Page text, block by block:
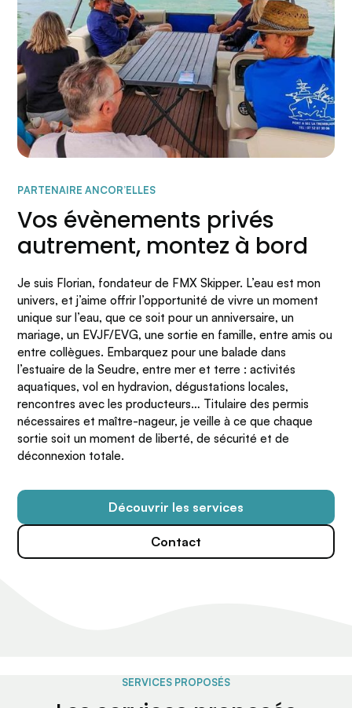
PARTENAIRE ANCOR’ELLES
Vos évènements privés
autrement, montez à bord
Je suis Florian, fondateur de FMX Skipper. L’eau est mon
univers, et j’aime offrir l’opportunité de vivre un moment
unique sur l’eau, que ce soit pour un anniversaire, un
mariage, un EVJF/EVG, une sortie en famille, entre amis ou
entre collègues. Embarquez pour une balade dans
l’estuaire de la Seudre, entre mer et terre : activités
aquatiques, vol en hydravion, dégustations locales,
rencontres avec les producteurs… Titulaire des permis
nécessaires et maître-nageur, je veille à ce que chaque
sortie soit un moment de liberté, de sécurité et de
déconnexion totale.
Découvrir les services
Contact
SERVICES PROPOSÉS